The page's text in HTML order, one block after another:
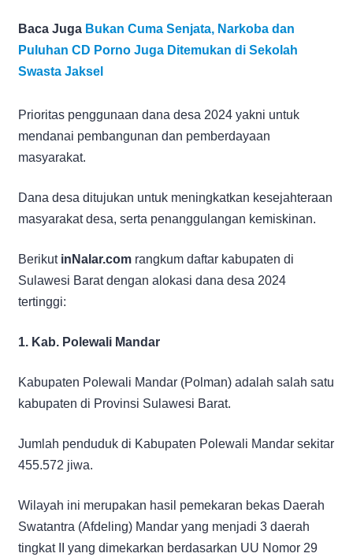
Baca Juga Bukan Cuma Senjata, Narkoba dan
Puluhan CD Porno Juga Ditemukan di Sekolah
Swasta Jaksel
Prioritas penggunaan dana desa 2024 yakni untuk
mendanai pembangunan dan pemberdayaan
masyarakat.
Dana desa ditujukan untuk meningkatkan kesejahteraan
masyarakat desa, serta penanggulangan kemiskinan.
Berikut inNalar.com rangkum daftar kabupaten di
Sulawesi Barat dengan alokasi dana desa 2024
tertinggi:
1. Kab. Polewali Mandar
Kabupaten Polewali Mandar (Polman) adalah salah satu
kabupaten di Provinsi Sulawesi Barat.
Jumlah penduduk di Kabupaten Polewali Mandar sekitar
455.572 jiwa.
Wilayah ini merupakan hasil pemekaran bekas Daerah
Swatantra (Afdeling) Mandar yang menjadi 3 daerah
tingkat II yang dimekarkan berdasarkan UU Nomor 29